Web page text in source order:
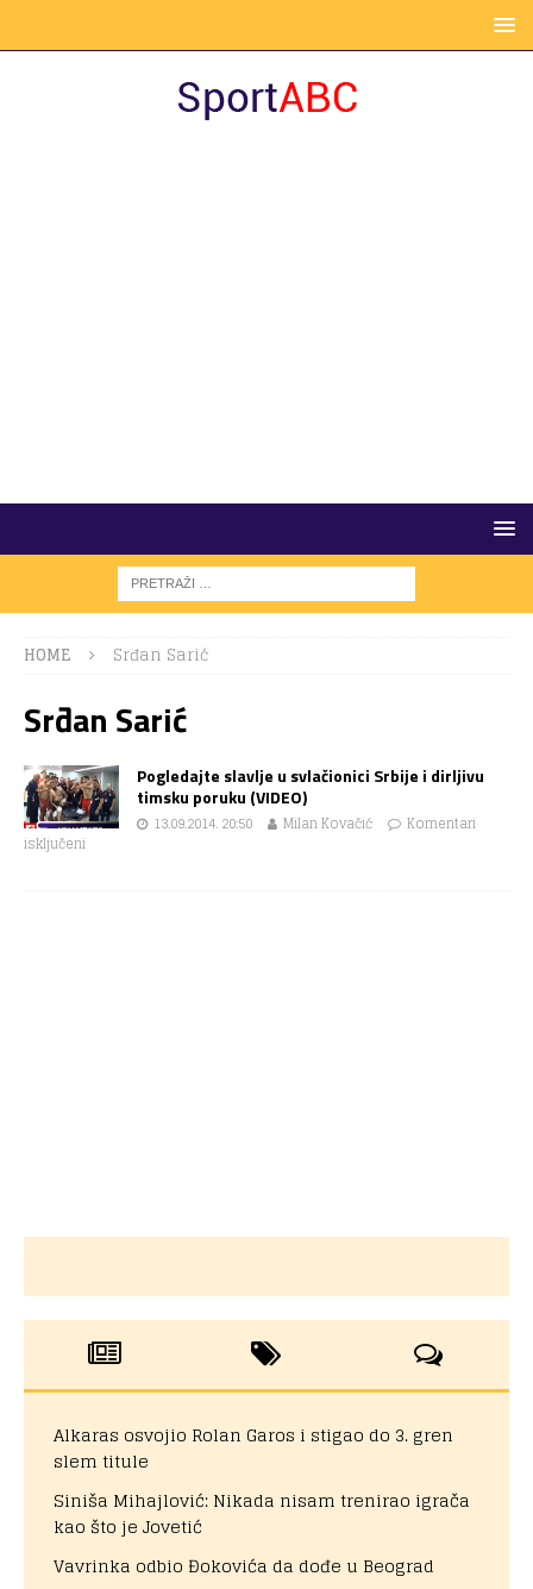
HOME Srđan Sarić
Srđan Sarić
Pogledajte slavlje u svlačionici Srbije i dirljivu
timsku poruku (VIDEO)
13.09.2014. 20:50 Milan Kovačić
Komentari
isključeni
Alkaras osvojio Rolan Garos i stigao do 3. gren
slem titule
Siniša Mihajlović: Nikada nisam trenirao igrača
kao što je Jovetić
Vavrinka odbio Đokovića da dođe u Beograd